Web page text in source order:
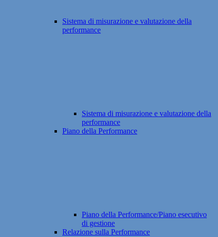
Sistema di misurazione e valutazione della
performance
Sistema di misurazione e valutazione della
performance
Piano della Performance
Piano della Performance/Piano esecutivo
di gestione
Relazione sulla Performance